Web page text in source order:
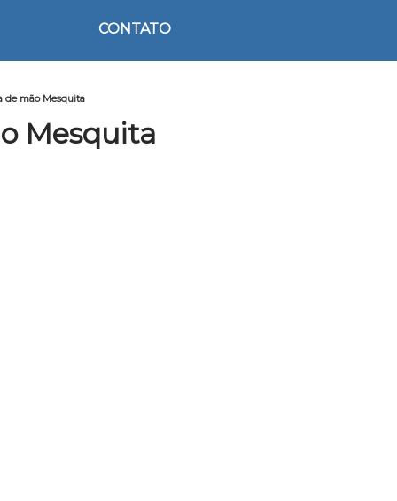
CONTATO
de mão Mesquita
Mesquita